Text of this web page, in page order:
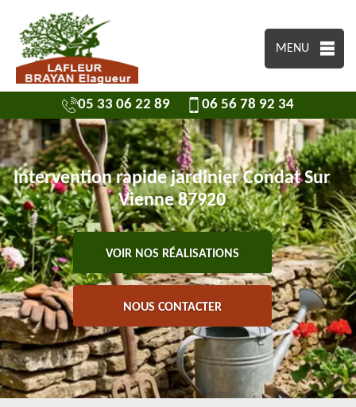
MENU
05 33 06 22 89 06 56 78 92 34
Intervention rapide jardinier Condat Sur
Vienne 87920
VOIR NOS RÉALISATIONS
NOUS CONTACTER